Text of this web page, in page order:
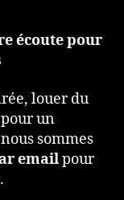
écoute pour
louer du
un
sommes
emailpour